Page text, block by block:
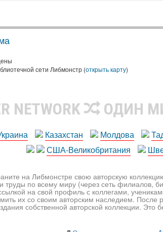
сети Либмонстр (открыть карту)
NETWORK ОДИН
Казахстан Молдова
США-Великобритания
на Либмонстре свою авторскую
труды по всему миру (через сеть филиалов,
на свой профиль с коллегами,
их со своим авторским наследием.
собственной авторской коллекции. Это